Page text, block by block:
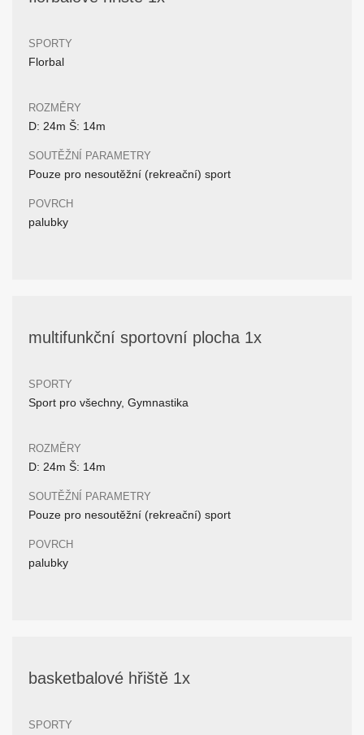
SPORTY
Florbal
ROZMĚRY
D: 24m Š: 14m
SOUTĚŽNÍ PARAMETRY
Pouze pro nesoutěžní (rekreační) sport
POVRCH
palubky
multifunkční sportovní plocha 1x
SPORTY
Sport pro všechny, Gymnastika
ROZMĚRY
D: 24m Š: 14m
SOUTĚŽNÍ PARAMETRY
Pouze pro nesoutěžní (rekreační) sport
POVRCH
palubky
basketbalové hřiště 1x
SPORTY